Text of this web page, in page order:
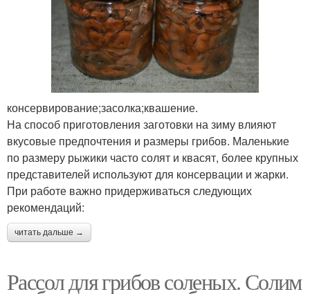
консервирование;засолка;квашение.
На способ приготовления заготовки на зиму влияют
вкусовые предпочтения и размеры грибов. Маленькие
по размеру рыжики часто солят и квасят, более крупных
представителей используют для консервации и жарки.
При работе важно придерживаться следующих
рекомендаций:
читать дальше →
Рассол для грибов соленых. Солим